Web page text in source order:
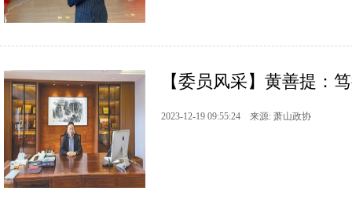
【委员风采】黄善提：
2023-12-19 09:55:24 来源: 萧山政协